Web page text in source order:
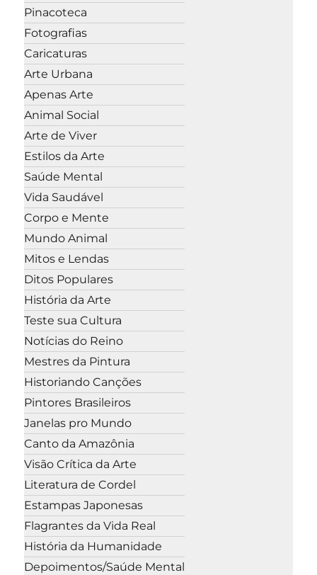
Pinacoteca
Fotografias
Caricaturas
Arte Urbana
Apenas Arte
Animal Social
Arte de Viver
Estilos da Arte
Saúde Mental
Vida Saudável
Corpo e Mente
Mundo Animal
Mitos e Lendas
Ditos Populares
História da Arte
Teste sua Cultura
Notícias do Reino
Mestres da Pintura
Historiando Canções
Pintores Brasileiros
Janelas pro Mundo
Canto da Amazônia
Visão Crítica da Arte
Literatura de Cordel
Estampas Japonesas
Flagrantes da Vida Real
História da Humanidade
Depoimentos/Saúde Mental